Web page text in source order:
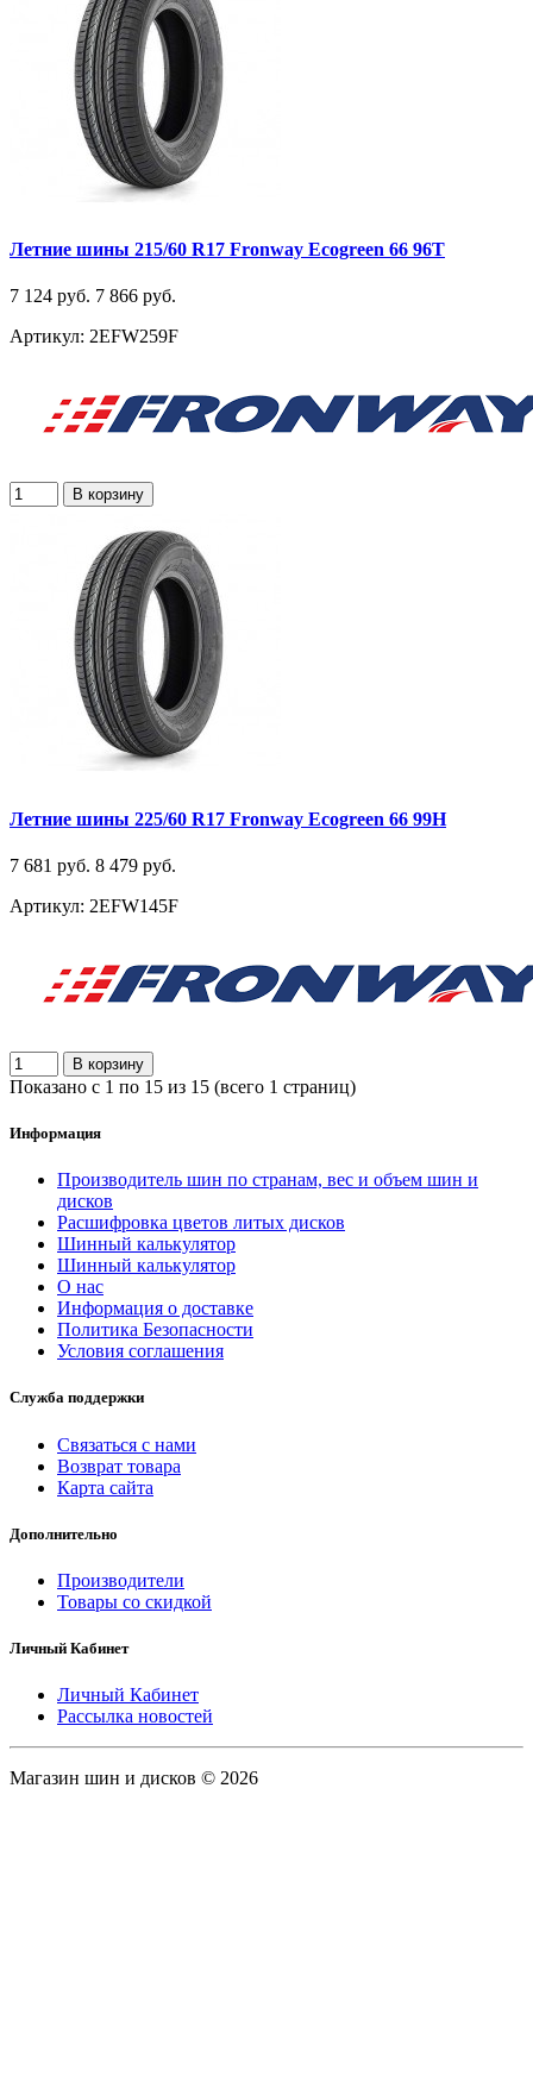
Летние шины 215/60 R17 Fronway Ecogreen 66 96T
7 124 руб. 7 866 руб.
Артикул: 2EFW259F
В корзину
Летние шины 225/60 R17 Fronway Ecogreen 66 99H
7 681 руб. 8 479 руб.
Артикул: 2EFW145F
В корзину
Показано с 1 по 15 из 15 (всего 1 страниц)
Информация
Производитель шин по странам, вес и объем шин и
дисков
Расшифровка цветов литых дисков
Шинный калькулятор
Шинный калькулятор
О нас
Информация о доставке
Политика Безопасности
Условия соглашения
Служба поддержки
Связаться с нами
Возврат товара
Карта сайта
Дополнительно
Производители
Товары со скидкой
Личный Кабинет
Личный Кабинет
Рассылка новостей
Магазин шин и дисков © 2026